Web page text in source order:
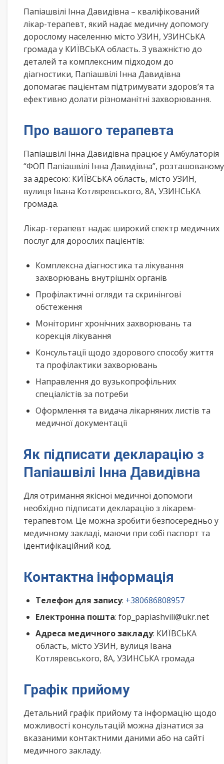
Папіашвілі Інна Давидівна – кваліфікований
лікар-терапевт, який надає медичну допомогу
дорослому населенню місто УЗИН, УЗИНСЬКА
громада у КИЇВСЬКА область. З уважністю до
деталей та комплексним підходом до
діагностики, Папіашвілі Інна Давидівна
допомагає пацієнтам підтримувати здоров’я та
ефективно долати різноманітні захворювання.
Про вашого терапевта
Папіашвілі Інна Давидівна працює у Амбулаторія
“ФОП Папіашвілі Інна Давидівна”, розташованому
за адресою: КИЇВСЬКА область, місто УЗИН,
вулиця Івана Котляревського, 8А, УЗИНСЬКА
громада.
Лікар-терапевт надає широкий спектр медичних
послуг для дорослих пацієнтів:
Комплексна діагностика та лікування
захворювань внутрішніх органів
Профілактичні огляди та скринінгові
обстеження
Моніторинг хронічних захворювань та
корекція лікування
Консультації щодо здорового способу життя
та профілактики захворювань
Направлення до вузькопрофільних
спеціалістів за потреби
Оформлення та видача лікарняних листів та
медичної документації
Як підписати декларацію з
Папіашвілі Інна Давидівна
Для отримання якісної медичної допомоги
необхідно підписати декларацію з лікарем-
терапевтом. Це можна зробити безпосередньо у
медичному закладі, маючи при собі паспорт та
ідентифікаційний код.
Контактна інформація
Телефон для запису: +380686808957
Електронна пошта: fop_papiashvili@ukr.net
Адреса медичного закладу: КИЇВСЬКА
область, місто УЗИН, вулиця Івана
Котляревського, 8А, УЗИНСЬКА громада
Графік прийому
Детальний графік прийому та інформацію щодо
можливості консультацій можна дізнатися за
вказаними контактними даними або на сайті
медичного закладу.